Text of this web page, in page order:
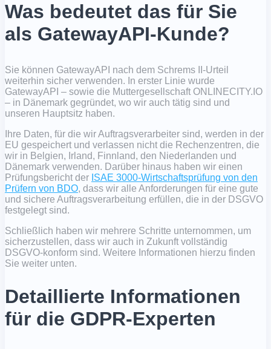
Was bedeutet das für Sie
als GatewayAPI-Kunde?
Sie können GatewayAPI nach dem Schrems II-Urteil
weiterhin sicher verwenden. In erster Linie wurde
GatewayAPI – sowie die Muttergesellschaft ONLINECITY.IO
– in Dänemark gegründet, wo wir auch tätig sind und
unseren Hauptsitz haben.
Ihre Daten, für die wir Auftragsverarbeiter sind, werden in der
EU gespeichert und verlassen nicht die Rechenzentren, die
wir in Belgien, Irland, Finnland, den Niederlanden und
Dänemark verwenden. Darüber hinaus haben wir einen
Prüfungsbericht der ISAE 3000-Wirtschaftsprüfung von den
Prüfern von BDO, dass wir alle Anforderungen für eine gute
und sichere Auftragsverarbeitung erfüllen, die in der DSGVO
festgelegt sind.
Schließlich haben wir mehrere Schritte unternommen, um
sicherzustellen, dass wir auch in Zukunft vollständig
DSGVO-konform sind. Weitere Informationen hierzu finden
Sie weiter unten.
Detaillierte Informationen
für die GDPR-Experten